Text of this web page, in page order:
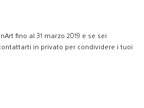
fino al 31 marzo 2019 e se sei
in privato per condividere i tuoi